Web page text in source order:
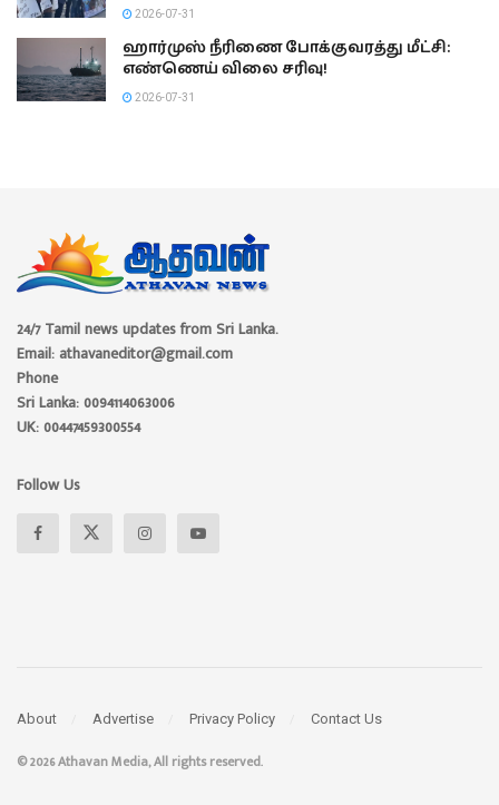
2026-07-31
ஹார்முஸ் நீரிணை போக்குவரத்து மீட்சி:
எண்ணெய் விலை சரிவு!
2026-07-31
24/7 Tamil news updates from Sri Lanka.
Email: athavaneditor@gmail.com
Phone
Sri Lanka: 0094114063006
UK: 00447459300554
Follow Us
About Advertise Privacy Policy Contact Us
© 2026 Athavan Media, All rights reserved.